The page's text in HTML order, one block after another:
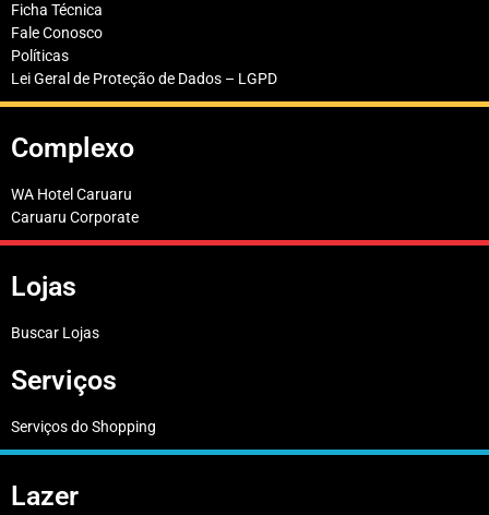
Ficha Técnica
Fale Conosco
Políticas
Lei Geral de Proteção de Dados – LGPD
Complexo
WA Hotel Caruaru
Caruaru Corporate
Lojas
Buscar Lojas
Serviços
Serviços do Shopping
Lazer